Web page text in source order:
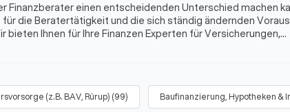
einen entscheidenden Unterschied machen
die Beratertätigkeit und die sich ständig ändernden
Ihnen für Ihre Finanzen Experten für Versicherungen,
(z.B. BAV, Rürup) (99) Baufinanzierung, Hypotheken &